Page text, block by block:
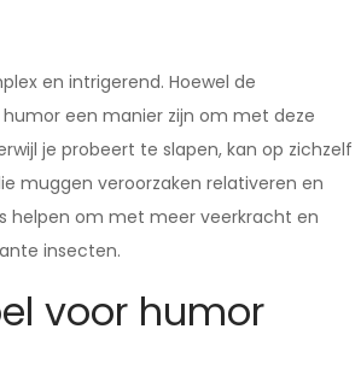
en intrigerend. Hoewel de
een manier zijn om met deze
je probeert te slapen, kan op zichzelf
muggen veroorzaken relativeren en
helpen om met meer veerkracht en
insecten.
voor humor